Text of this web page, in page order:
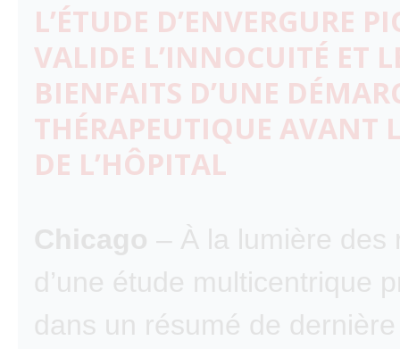
L’ÉTUDE D’ENVERGURE
VALIDE L’INNOCUITÉ ET
BIENFAITS D’UNE
THÉRAPEUTIQUE AVANT
DE L’HÔPITAL
Chicago – À la lumière des
d’une étude multicentrique
dans un résumé de